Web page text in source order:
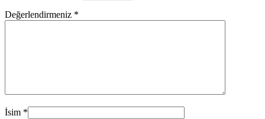
Değerlendirmeniz *
İsim *